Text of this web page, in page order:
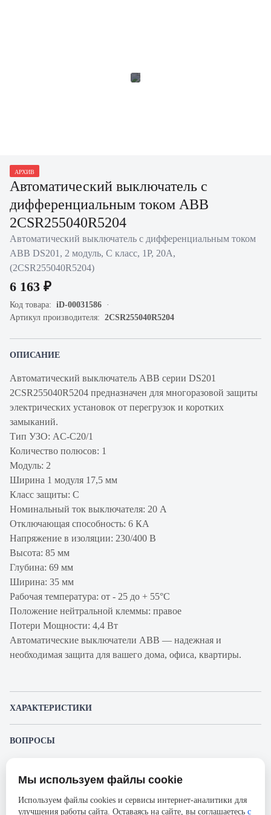
АРХИВ
Автоматический выключатель с
дифференциальным током ABB
2CSR255040R5204
Автоматический выключатель с дифференциальным током
ABB DS201, 2 модуль, C класс, 1P, 20А,
(2CSR255040R5204)
6 163 ₽
Код товара: iD-00031586
Артикул производителя: 2CSR255040R5204
ОПИСАНИЕ
Автоматический выключатель ABB серии DS201
2CSR255040R5204 предназначен для многоразовой защиты
электрических установок от перегрузок и коротких
замыканий.
Тип УЗО: AC-C20/1
Количество полюсов: 1
Модуль: 2
Ширина 1 модуля 17,5 мм
Класс защиты: С
Номинальный ток выключателя: 20 А
Отключающая способность: 6 КА
Напряжение в изоляции: 230/400 В
Высота: 85 мм
Глубина: 69 мм
Ширина: 35 мм
Рабочая температура: от - 25 до + 55°С
Положение нейтральной клеммы: правое
Потери Мощности: 4,4 Вт
Автоматические выключатели ABB — надежная и
необходимая защита для вашего дома, офиса, квартиры.
ХАРАКТЕРИСТИКИ
дифференциальным током
Производитель
ABB
ВОПРОСЫ
Представленные изображения и характеристики могут отличаться от реального
без предварительного уведомления. Компания АйДистрибьют не несёт
ответственности в случае не соответствия текущей модели товаров фотографиям,
Мы используем файлы cookie
Используем файлы cookies и сервисы интернет-аналитики для
улучшения работы сайта. Оставаясь на сайте, вы соглашаетесь с